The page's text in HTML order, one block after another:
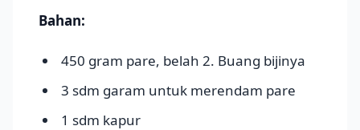
Bahan:
450 gram pare, belah 2. Buang bijinya
3 sdm garam untuk merendam pare
1 sdm kapur